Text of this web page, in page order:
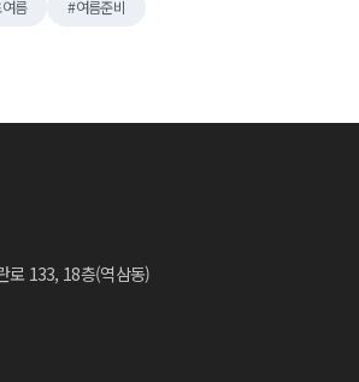
름 여름준비
로 133, 18층(역삼동)